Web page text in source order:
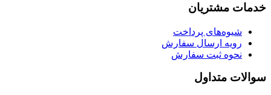
خدمات مشتریان
شیوه‌های پرداخت
رویه ارسال سفارش
نحوه ثبت سفارش
سوالات متداول